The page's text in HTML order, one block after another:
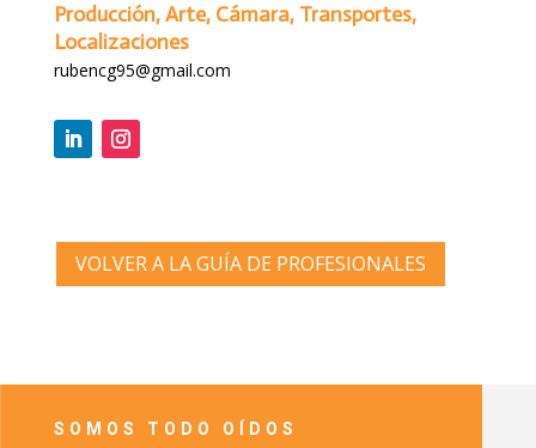
Producción, Arte, Cámara, Transportes,
Localizaciones
rubencg95@gmail.com
VOLVER A LA GUÍA DE PROFESIONALES
SOMOS TODO OÍDOS